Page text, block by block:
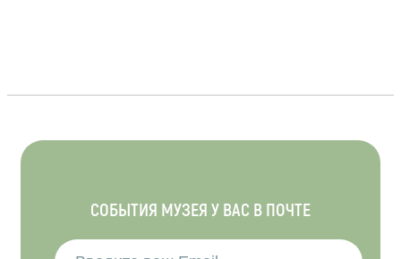
СОБЫТИЯ МУЗЕЯ У ВАС В ПОЧТЕ